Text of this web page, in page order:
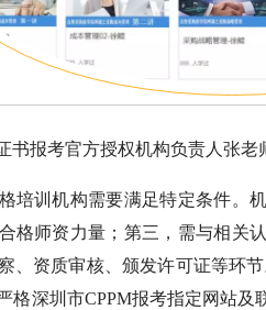
书报考官方授权机构负责人张老
培训机构需要满足特定条件。
格师资力量；第三，需与相关
、资质审核、颁发许可证等环
格深圳市CPPM报考指定网站